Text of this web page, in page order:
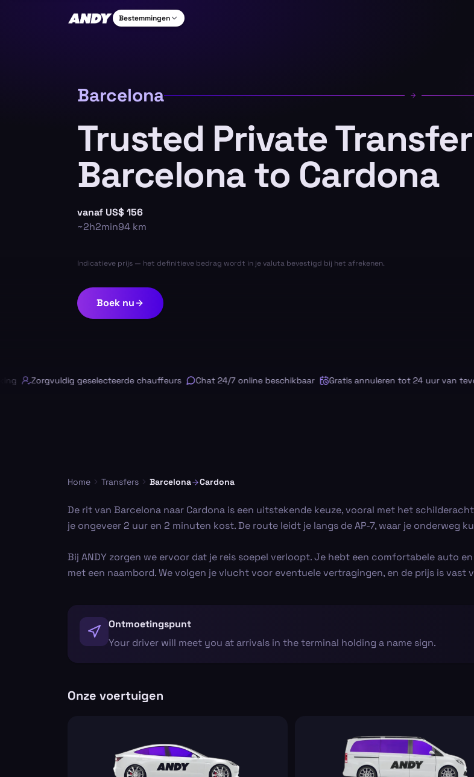
Bestemmingen
Barcelona
Trusted Private
Barcelona to Cardona
vanaf US$ 156
~2h2min94 km
Indicatieve prijs — het definitieve bedrag wordt in je valuta bevestigd bij het afrekenen.
Boek nu
Zorgvuldig geselecteerde chauffeurs Chat 24/7 online beschikbaar Gratis annuleren tot 24 uur van
Home Transfers Barcelona Cardona
De rit van Barcelona naar Cardona is een uitstekende keuze, vooral met het
je ongeveer 2 uur en 2 minuten kost. De route leidt je langs de AP-7, waar je onderweg
Bij ANDY zorgen we ervoor dat je reis soepel verloopt. Je hebt een comfortabele auto
met een naambord. We volgen je vlucht voor eventuele vertragingen, en de prijs is
Ontmoetingspunt
Your driver will meet you at arrivals in the terminal holding a name sign.
Onze voertuigen